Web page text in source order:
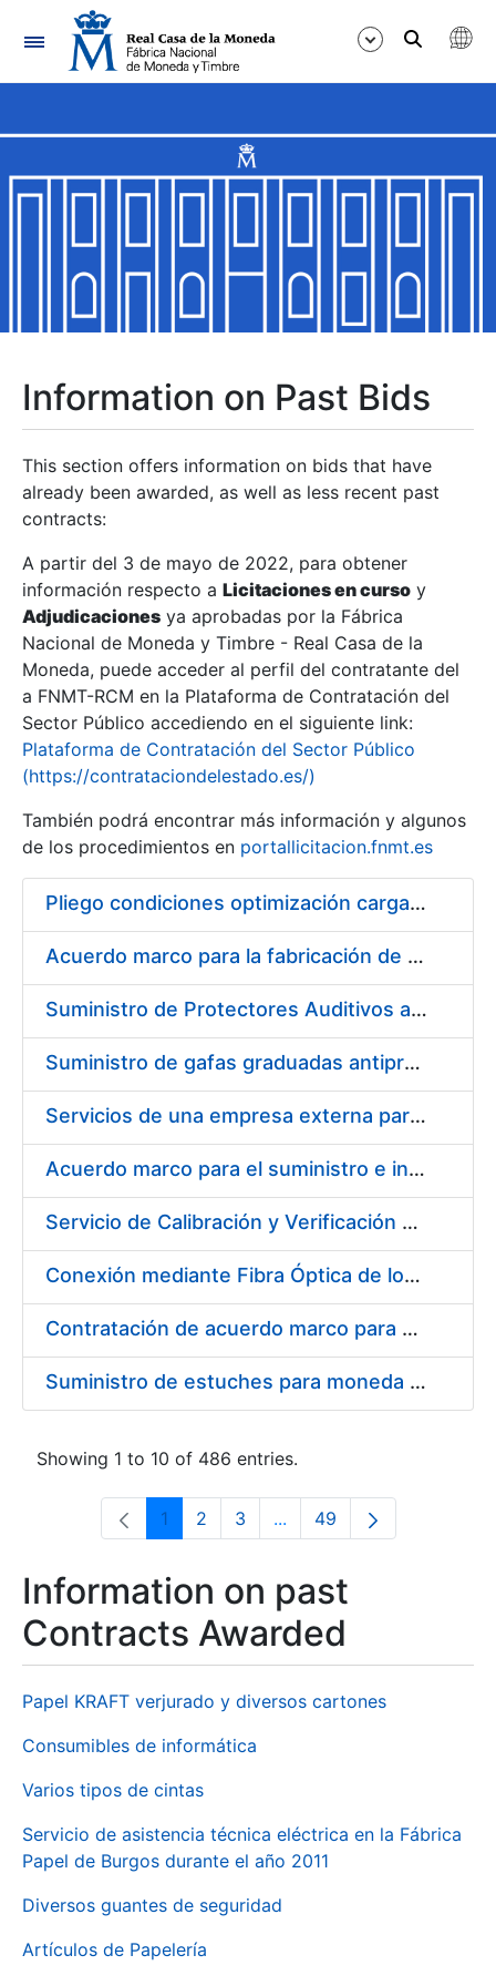
Navigation
Show/Hide
Show/Hide
Show/Hide
Show/Hide
Show/Hide
Show/Hide
Information on Past Bids
This section offers information on bids that have
already been awarded, as well as less recent past
contracts:
A partir del 3 de mayo de 2022, para obtener
información respecto a Licitaciones en curso y
Adjudicaciones ya aprobadas por la Fábrica
Nacional de Moneda y Timbre - Real Casa de la
Moneda, puede acceder al perfil del contratante del
a FNMT-RCM en la Plataforma de Contratación del
Sector Público accediendo en el siguiente link:
Plataforma de Contratación del Sector Público
(https://contrataciondelestado.es/)
También podrá encontrar más información y algunos
de los procedimientos en portallicitacion.fnmt.es
Pliego condiciones optimización cargas compras firmado
Acuerdo marco para la fabricación de piezas
Suministro de Protectores Auditivos a medida para las personas trabajadoras de los Centros de Trabajo de Madrid y Burgos
Suministro de gafas graduadas antiproyecciones para los trabajadores de la FNMT-RCM en los centros de trabajo de Madrid y Burgos
Servicios de una empresa externa para el asesoramiento y resolución de los recursos de alzada que se presentan relacionados con procesos de selección para la FNMT-RCM
Acuerdo marco para el suministro e instalación de persianas, estores y otros complementos
Servicio de Calibración y Verificación Externa de los Equipos de Medición del Servicio de Prevención de la FNMT-RCM
Conexión mediante Fibra Óptica de los Centros de Proceso de Datos (CPDs) de las sedes de la FNMT-RCM de Burgos y Madrid
Contratación de acuerdo marco para el Suministro de Material de Electricidad para la Fábrica Nacional de Moneda y Timbre-Real Casa de la Moneda en su centro de trabajo de Burgos
Suministro de estuches para moneda de 30 €
Showing 1 to 10 of 486 entries.
Page
1 Page
2 Page
3 ...Intermediate Pages Use
Page
49
Information on past
Contracts Awarded
Papel KRAFT verjurado y diversos cartones
Consumibles de informática
Varios tipos de cintas
Servicio de asistencia técnica eléctrica en la Fábrica
Papel de Burgos durante el año 2011
Diversos guantes de seguridad
Artículos de Papelería